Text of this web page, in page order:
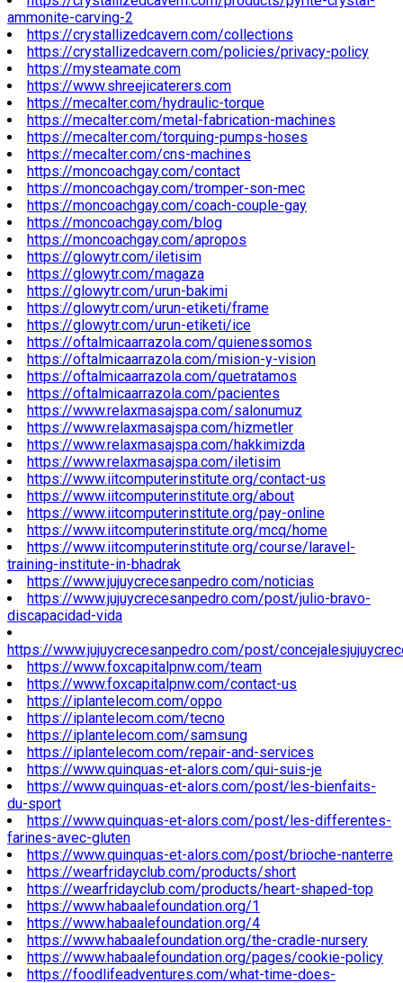
ammonite-carving-2
https://crystallizedcavern.com/collections
https://crystallizedcavern.com/policies/privacy-policy
https://mysteamate.com
https://www.shreejicaterers.com
https://mecalter.com/hydraulic-torque
https://mecalter.com/metal-fabrication-machines
https://mecalter.com/torquing-pumps-hoses
https://mecalter.com/cns-machines
https://moncoachgay.com/contact
https://moncoachgay.com/tromper-son-mec
https://moncoachgay.com/coach-couple-gay
https://moncoachgay.com/blog
https://moncoachgay.com/apropos
https://glowytr.com/iletisim
https://glowytr.com/magaza
https://glowytr.com/urun-bakimi
https://glowytr.com/urun-etiketi/frame
https://glowytr.com/urun-etiketi/ice
https://oftalmicaarrazola.com/quienessomos
https://oftalmicaarrazola.com/mision-y-vision
https://oftalmicaarrazola.com/quetratamos
https://oftalmicaarrazola.com/pacientes
https://www.relaxmasajspa.com/salonumuz
https://www.relaxmasajspa.com/hizmetler
https://www.relaxmasajspa.com/hakkimizda
https://www.relaxmasajspa.com/iletisim
https://www.iitcomputerinstitute.org/contact-us
https://www.iitcomputerinstitute.org/about
https://www.iitcomputerinstitute.org/pay-online
https://www.iitcomputerinstitute.org/mcq/home
https://www.iitcomputerinstitute.org/course/laravel-
training-institute-in-bhadrak
https://www.jujuycrecesanpedro.com/noticias
https://www.jujuycrecesanpedro.com/post/julio-bravo-
discapacidad-vida
https://www.jujuycrecesanpedro.com/post/
https://www.foxcapitalpnw.com/team
https://www.foxcapitalpnw.com/contact-us
https://iplantelecom.com/oppo
https://iplantelecom.com/tecno
https://iplantelecom.com/samsung
https://iplantelecom.com/repair-and-services
https://www.quinquas-et-alors.com/qui-suis-je
https://www.quinquas-et-alors.com/post/les-bienfaits-
du-sport
https://www.quinquas-et-alors.com/post/les-differentes-
farines-avec-gluten
https://www.quinquas-et-alors.com/post/brioche-nanterre
https://wearfridayclub.com/products/short
https://wearfridayclub.com/products/heart-shaped-top
https://www.habaalefoundation.org/1
https://www.habaalefoundation.org/4
https://www.habaalefoundation.org/the-cradle-nursery
https://www.habaalefoundation.org/pages/cookie-policy
https://foodlifeadventures.com/what-time-does-